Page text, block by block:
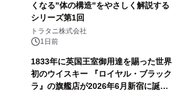
くなる"体の構造"をやさしく解説する
シリーズ第1回
トラタニ株式会社
1日前
1833年に英国王室御用達を賜った世界
初のウイスキー 『ロイヤル・ブラック
ラ』の旗艦店が2026年6月新宿に誕